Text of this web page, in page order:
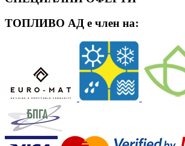
ТОПЛИВО АД е член на: